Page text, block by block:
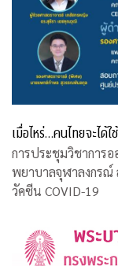
เมื่อไหร่…คนไทยจะได้
การประชุมวิชาการ
พยาบาลจุฬาลงกรณ์
วัคซีน COVID-19